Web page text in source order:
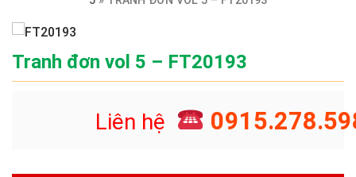
Tranh đơn vol 5 – FT20193
Liên hệ